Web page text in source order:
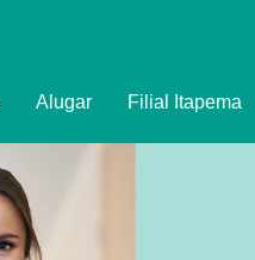
Alugar
Imóveis
Filial Itapema